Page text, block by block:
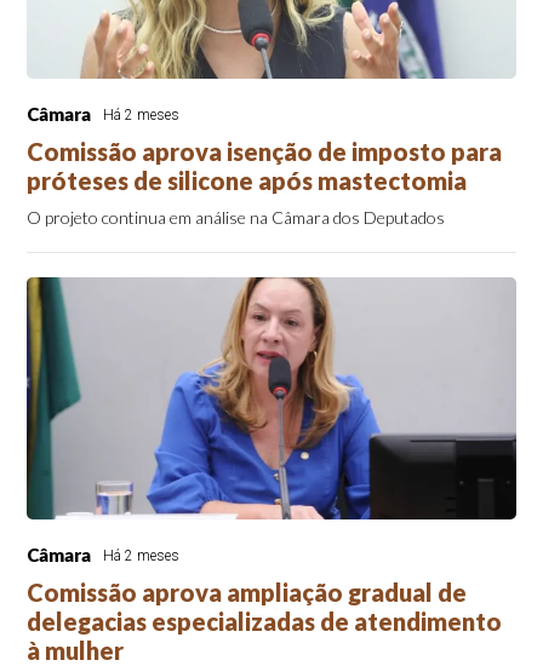
Câmara Há 2 meses
Comissão aprova isenção de imposto para
próteses de silicone após mastectomia
O projeto continua em análise na Câmara dos Deputados
Câmara Há 2 meses
Comissão aprova ampliação gradual de
delegacias especializadas de atendimento
à mulher